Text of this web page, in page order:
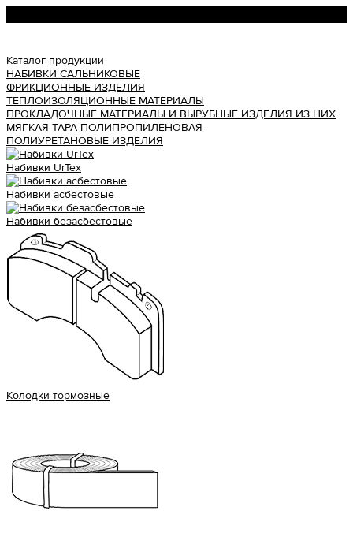
Каталог продукции
НАБИВКИ САЛЬНИКОВЫЕ
ФРИКЦИОННЫЕ ИЗДЕЛИЯ
ТЕПЛОИЗОЛЯЦИОННЫЕ МАТЕРИАЛЫ
ПРОКЛАДОЧНЫЕ МАТЕРИАЛЫ И ВЫРУБНЫЕ ИЗДЕЛИЯ ИЗ НИХ
МЯГКАЯ ТАРА ПОЛИПРОПИЛЕНОВАЯ
ПОЛИУРЕТАНОВЫЕ ИЗДЕЛИЯ
Набивки UrTex
Набивки асбестовые
Набивки безасбестовые
Колодки тормозные